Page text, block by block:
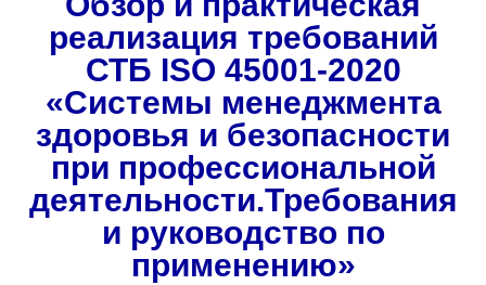
реализация требований
СТБ ISO 45001-2020
«Системы менеджмента
здоровья и безопасности
при профессиональной
деятельности.Требования
и руководство по
применению»